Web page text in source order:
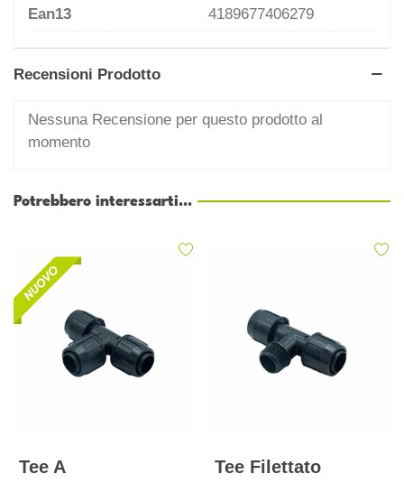
Ean13 4189677406279
Recensioni Prodotto
Nessuna Recensione per questo prodotto al
momento
Potrebbero interessarti...
Tee A
Tee Filettato